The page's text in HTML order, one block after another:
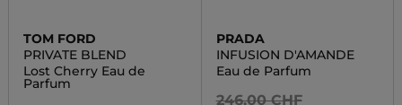
TOM FORD
PRIVATE BLEND
Lost Cherry Eau de
Parfum
PRADA
INFUSION D'AMANDE
Eau de Parfum
246,00 CHF